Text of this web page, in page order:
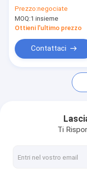
Notizie
Casi
Parcheggio Porta
BARRIERA
velocità di marcia
della barriera di
traffico stradale di
3/6s
Prezzo:negociate
MOQ:1 insieme
Ottieni l'ultimo prezzo
Contattaci
Ti